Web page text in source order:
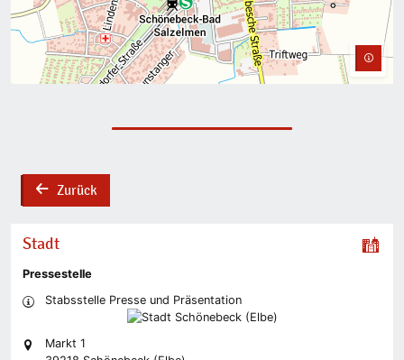
backZurück
Stadt
Pressestelle
Stabsstelle Presse und Präsentation
Markt 1